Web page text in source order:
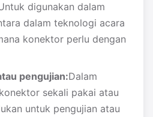
digunakan dalam
dalam teknologi acara
konektor perlu dengan
pengujian:Dalam
sekali pakai atau
untuk pengujian atau